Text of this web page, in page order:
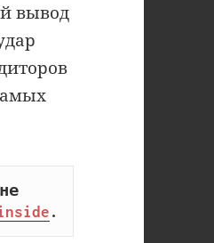
вывод
.